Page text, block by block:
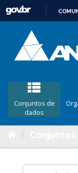
Conjuntos de
dados